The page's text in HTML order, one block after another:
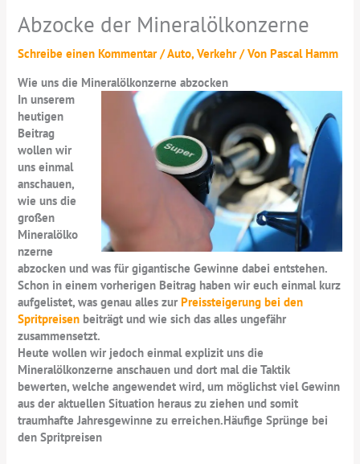
Abzocke der Mineralölkonzerne
Schreibe einen Kommentar /Auto,Verkehr/ VonPascal Hamm
Wie uns die Mineralölkonzerne abzocken
In unserem
heutigen
Beitrag
wollen wir
uns einmal
anschauen,
wie uns die
großen
Mineralölko
nzerne
abzocken und was für gigantische Gewinne dabei entstehen.
Schon in einem vorherigen Beitrag haben wir euch einmal kurz
aufgelistet, was genau alles zurPreissteigerung bei den
Spritpreisen beiträgt und wie sich das alles ungefähr
zusammensetzt.
Heute wollen wir jedoch einmal explizit uns die
Mineralölkonzerne anschauen und dort mal die Taktik
bewerten, welche angewendet wird, um möglichst viel Gewinn
aus der aktuellen Situation heraus zu ziehen und somit
traumhafte Jahresgewinne zu erreichen.Häufige Sprünge bei
den Spritpreisen